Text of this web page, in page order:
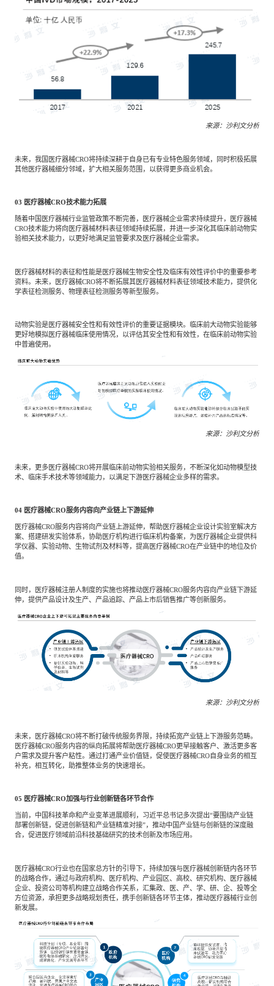
来源：沙利文分析
未来，我国医疗器械CRO将持续深耕于自身已有专业特色服务领域，同时积极拓展
其他医疗器械细分邻域，扩大相关服务范围，以获得更多商业机会。
03 医疗器械CRO技术能力拓展
随着中国医疗器械行业监管政策不断完善，医疗器械企业需求持续提升，医疗器械
CRO技术能力将向医疗器械材料表征领域持续拓展，并进一步深化其临床前动物实
验相关技术能力，以更好地满足监管要求及医疗器械企业需求。
医疗器械材料的表征和性能是医疗器械生物安全性及临床有效性评价中的重要参考
资料。未来，医疗器械CRO将不断拓展其医疗器械材料表征领域技术能力，提供化
学表征检测服务、物理表征检测服务等新型服务。
动物实验是医疗器械安全性和有效性评价的重要证据模块。临床前大动物实验能够
更好地模拟医疗器械临床使用情况，以评估其安全性和有效性，在临床前动物实验
中普遍使用。
来源：沙利文分析
未来，更多医疗器械CRO将开展临床前动物实验相关服务，不断深化如动物模型技
术、临床手术技术等领域能力，以满足下游医疗器械企业多样的需求。
04 医疗器械CRO服务内容向产业链上下游延伸
医疗器械CRO服务内容将向产业链上游延伸，帮助医疗器械企业设计实验室解决方
案、搭建研发实验体系，协助医疗机构进行临床机构备案，为医疗器械企业提供科
学仪器、实验动物、生物试剂及材料等，提高医疗器械CRO在产业链中的地位及价
值。
同时，医疗器械注册人制度的实施也将推动医疗器械CRO服务内容向产业链下游延
伸，提供产品设计及生产、产品追踪、产品上市后销售推广等创新服务。
来源：沙利文分析
未来，医疗器械CRO将不断打破传统服务界限，持续拓宽产业链上下游服务范畴。
医疗器械CRO服务内容的纵向拓展将帮助医疗器械CRO更早接触客户、激活更多客
户需求及提升客户粘性。通过打通产业价值链，促使医疗器械CRO自身业务的相互
补充，相互转化，助推整体业务的快速增长。
05 医疗器械CRO加强与行业创新链各环节合作
当前，中国科技革命和产业变革进展顺利，习近平总书记多次提出“要围绕产业链
部署创新链，促进创新链和产业链精准对接”，推动中国产业链与创新链的深度融
合，促进医疗领域前沿科技基础研究的技术创新及市场应用。
医疗器械CRO行业也在国家总方针的引导下，持续加强与医疗器械创新链内各环节
的战略合作，通过与政府机构、医疗机构、产业园区、高校、研究机构、医疗器械
企业、投资公司等机构建立战略合作关系，汇集政、医、产、学、研、企、投等全
方位资源，承担更多战略规划责任，携手创新链各环节主体，推动医疗器械行业创
新发展。